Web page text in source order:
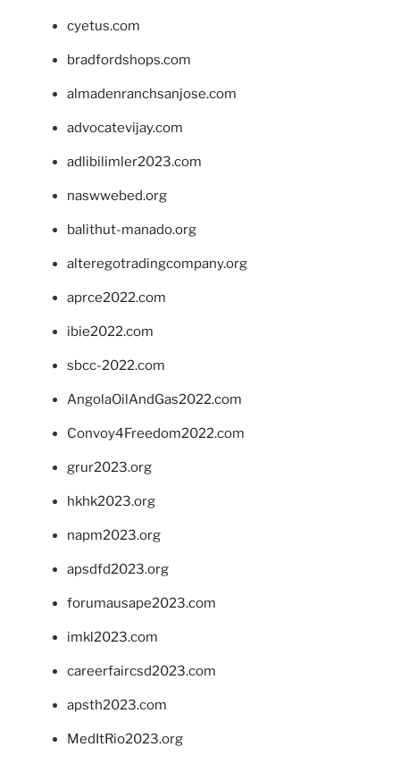
cyetus.com
bradfordshops.com
almadenranchsanjose.com
advocatevijay.com
adlibilimler2023.com
naswwebed.org
balithut-manado.org
alteregotradingcompany.org
aprce2022.com
ibie2022.com
sbcc-2022.com
AngolaOilAndGas2022.com
Convoy4Freedom2022.com
grur2023.org
hkhk2023.org
napm2023.org
apsdfd2023.org
forumausape2023.com
imkl2023.com
careerfaircsd2023.com
apsth2023.com
MedItRio2023.org